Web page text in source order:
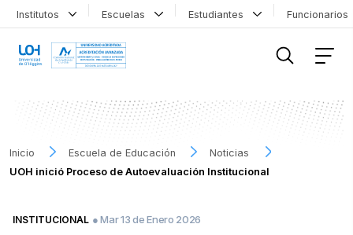
Institutos Escuelas Estudiantes
Inicio Escuela de Educación
Noticias
UOH inició Proceso de Autoevaluación Institucional
INSTITUCIONAL ● Mar 13 de Enero 2026